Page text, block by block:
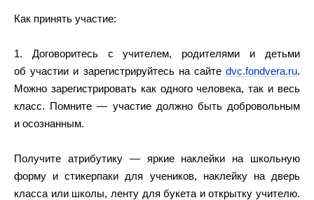
Как принять участие:
1. Договоритесь с учителем, родителями и детьми
об участии и зарегистрируйтесь на сайте dvc.fondvera.ru.
Можно зарегистрировать как одного человека, так и весь
класс. Помните — участие должно быть добровольным
и осознанным.
Получите атрибутику — яркие наклейки на школьную
форму и стикерпаки для учеников, наклейку на дверь
класса или школы, ленту для букета и открытку учителю.